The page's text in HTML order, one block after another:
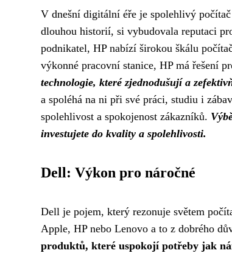
V dnešní digitální éře je spolehlivý
dlouhou historií, si vybudovala reputaci
podnikatel, HP nabízí širokou škálu
výkonné pracovní stanice, HP má řešení
technologie, které zjednodušují a
a spoléhá na ni při své práci, studiu i
spolehlivost a spokojenost zákazníků.
investujete do kvality a spolehlivosti.
Dell: Výkon pro náročné
Dell je pojem, který rezonuje světem
Apple, HP nebo Lenovo a to z dobrého
produktů, které uspokojí potřeby jak